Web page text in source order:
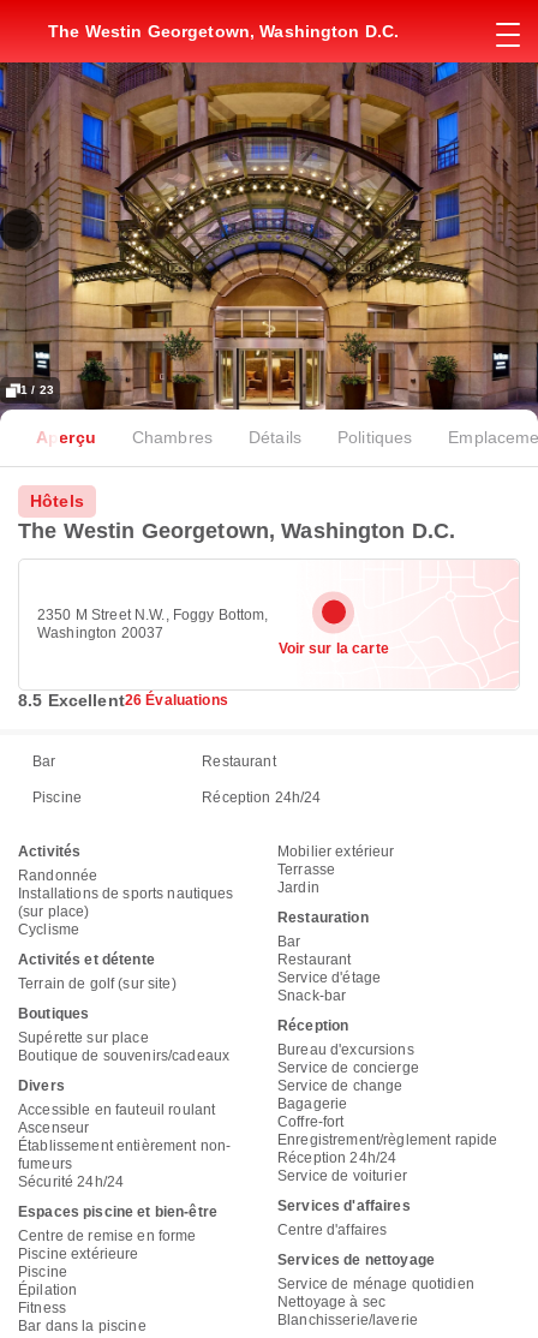
The Westin Georgetown, Washington D.C.
1 / 23
Aperçu Chambres Détails Politiques
Hôtels
The Westin Georgetown, Washington D.C.
2350 M Street N.W., Foggy Bottom,
Washington 20037
Voir sur la carte
8.5 Excellent26 Évaluations
Bar Restaurant
Piscine Réception 24h/24
Activités
Randonnée
Installations de sports nautiques
(sur place)
Cyclisme
Activités et détente
Terrain de golf (sur site)
Boutiques
Supérette sur place
Boutique de souvenirs/cadeaux
Divers
Accessible en fauteuil roulant
Ascenseur
Établissement entièrement non-
fumeurs
Sécurité 24h/24
Espaces piscine et bien-être
Centre de remise en forme
Piscine extérieure
Piscine
Épilation
Fitness
Bar dans la piscine
Mobilier extérieur
Terrasse
Jardin
Restauration
Bar
Restaurant
Service d'étage
Snack-bar
Réception
Bureau d'excursions
Service de concierge
Service de change
Bagagerie
Coffre-fort
Enregistrement/règlement rapide
Réception 24h/24
Service de voiturier
Services d'affaires
Centre d'affaires
Services de nettoyage
Service de ménage quotidien
Nettoyage à sec
Blanchisserie/laverie